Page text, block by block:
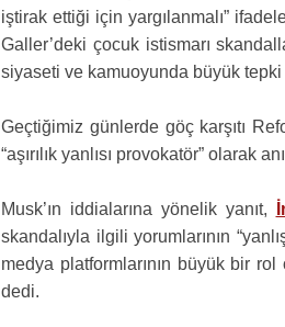
iştirak ettiği için yargılanmalı”
Galler’deki çocuk istismarı
siyaseti ve kamuoyunda büyük tepki
Geçtiğimiz günlerde göç karşıtı
“aşırılık yanlısı provokatör” olarak
Musk’ın iddialarına yönelik yanıt,
skandalıyla ilgili yorumlarının
medya platformlarının büyük bir
dedi.